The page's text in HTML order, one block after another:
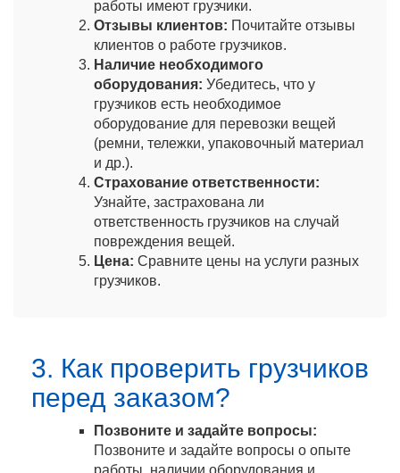
работы имеют грузчики.
Отзывы клиентов: Почитайте отзывы
клиентов о работе грузчиков.
Наличие необходимого
оборудования: Убедитесь, что у
грузчиков есть необходимое
оборудование для перевозки вещей
(ремни, тележки, упаковочный материал
и др.).
Страхование ответственности:
Узнайте, застрахована ли
ответственность грузчиков на случай
повреждения вещей.
Цена: Сравните цены на услуги разных
грузчиков.
3. Как проверить грузчиков
перед заказом?
Позвоните и задайте вопросы:
Позвоните и задайте вопросы о опыте
работы, наличии оборудования и